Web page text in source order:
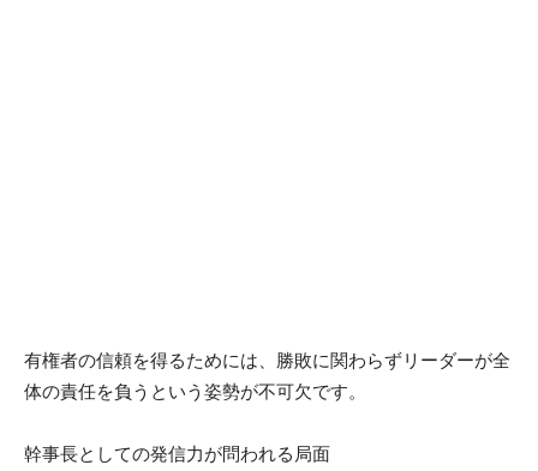
有権者の信頼を得るためには、勝敗に関わらずリーダーが全
体の責任を負うという姿勢が不可欠です。
幹事長としての発信力が問われる局面